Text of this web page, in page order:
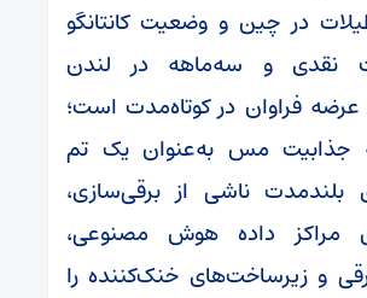
در چین و وضعیت کانتانگو
نقدی و سه‌ماهه در لندن
فراوان در کوتاه‌مدت است؛
جذابیت مس به‌عنوان یک تم
بلندمدت ناشی از برقی‌سازی،
مراکز داده هوش مصنوعی،
و زیرساخت‌های خنک‌کننده را